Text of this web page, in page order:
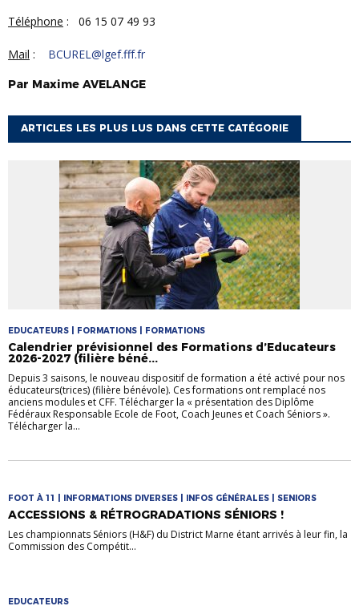
Téléphone : 06 15 07 49 93
Mail : BCUREL@lgef.fff.fr
Par Maxime AVELANGE
ARTICLES LES PLUS LUS DANS CETTE CATÉGORIE
EDUCATEURS | FORMATIONS | FORMATIONS
Calendrier prévisionnel des Formations d’Educateurs
2026-2027 (filière béné...
Depuis 3 saisons, le nouveau dispositif de formation a été activé pour nos
éducateurs(trices) (filière bénévole). Ces formations ont remplacé nos
anciens modules et CFF. Télécharger la « présentation des Diplôme
Fédéraux Responsable Ecole de Foot, Coach Jeunes et Coach Séniors ».
Télécharger la...
FOOT À 11 | INFORMATIONS DIVERSES | INFOS GÉNÉRALES | SENIORS
ACCESSIONS & RÉTROGRADATIONS SÉNIORS !
Les championnats Séniors (H&F) du District Marne étant arrivés à leur fin, la
Commission des Compétit...
EDUCATEURS